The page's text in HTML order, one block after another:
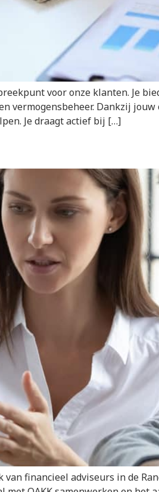
voor onze klanten. Je
vermogensbeheer. Dankzij
Je draagt actief bij […]
financieel adviseurs in de